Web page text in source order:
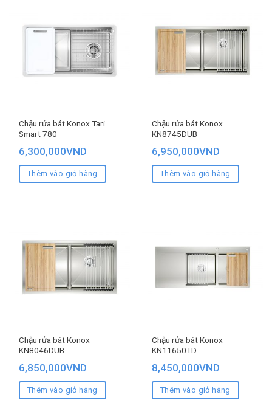
Chậu rửa bát Konox Tari
Smart 780
6,300,000VND
Thêm vào giỏ hàng
Chậu rửa bát Konox
KN8745DUB
6,950,000VND
Thêm vào giỏ hàng
Chậu rửa bát Konox
KN8046DUB
6,850,000VND
Thêm vào giỏ hàng
Chậu rửa bát Konox
KN11650TD
8,450,000VND
Thêm vào giỏ hàng